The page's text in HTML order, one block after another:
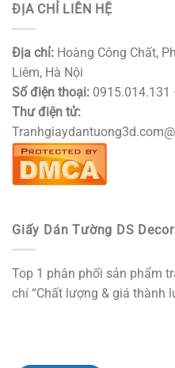
ĐỊA CHỈ LIÊN HỆ
Địa chỉ: Hoàng Công Chất,
Liêm, Hà Nội
Số điện thoại:
Thư điện tử:
Giấy Dán Tường DS Decor
Top 1 phân phối sản phẩm
chí “Chất lượng & giá thành